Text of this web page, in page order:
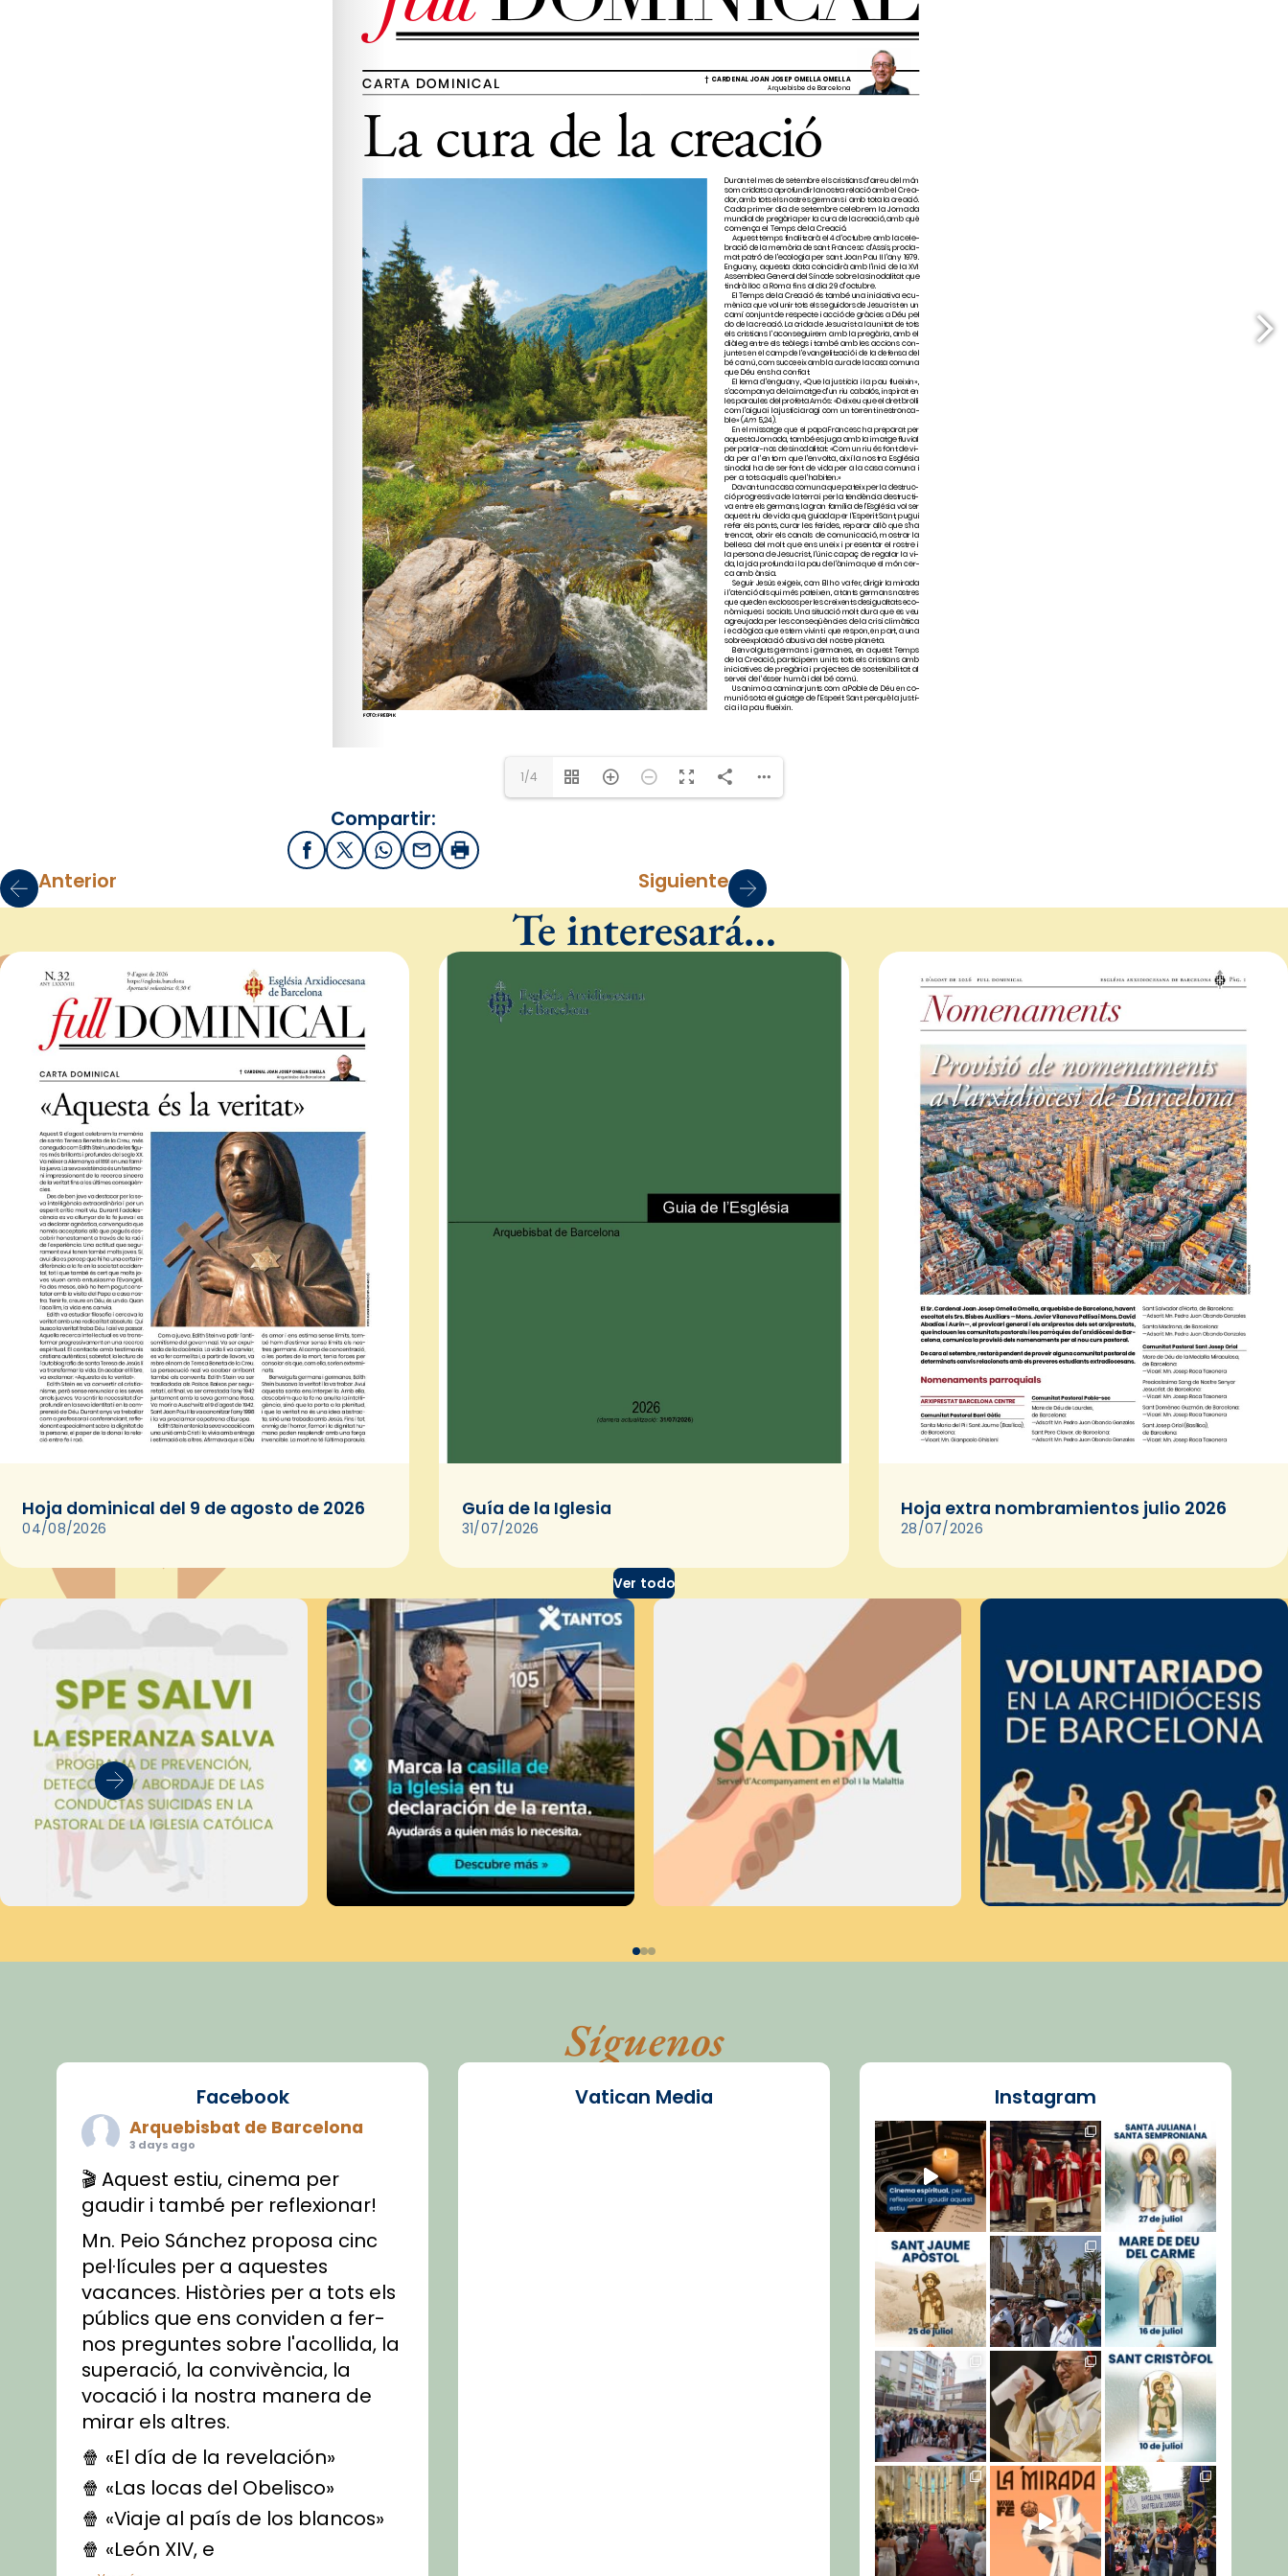
1/4
Compartir:
FacebookX / Twitter
WhatsApp
EmailImprimir
Anterior Siguiente
Te interesará…
Hoja dominical del 9 de agosto de 2026
04/08/2026
Guía de la Iglesia
31/07/2026
Hoja extra nombramientos julio 2026
28/07/2026
Ver todo
Síguenos
Facebook
Arquebisbat de Barcelona
3 days ago
🎬 Aquest estiu, cinema per
gaudir i també per reflexionar!
Mn. Peio Sánchez proposa cinc
pel·lícules per a aquestes
vacances. Històries per a tots els
públics que ens conviden a fer-
nos preguntes sobre l'acollida, la
superació, la convivència, la
vocació i la nostra manera de
mirar els altres.
🍿 «El día de la revelación»
🍿 «Las locas del Obelisco»
🍿 «Viaje al país de los blancos»
🍿 «León XIV, e
Vatican Media Instagram